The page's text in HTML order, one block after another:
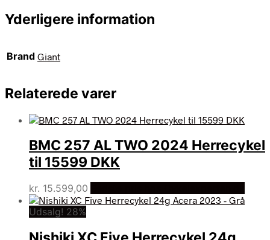
Yderligere information
Brand Giant
Relaterede varer
BMC 257 AL TWO 2024 Herrecykel
til 15599 DKK
kr. 15.599,00
Udsalg! 28%